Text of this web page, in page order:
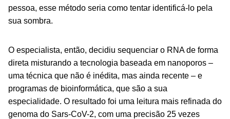
pessoa, esse método seria como tentar identificá-lo pela
sua sombra.
O especialista, então, decidiu sequenciar o RNA de forma
direta misturando a tecnologia baseada em nanoporos –
uma técnica que não é inédita, mas ainda recente – e
programas de bioinformática, que são a sua
especialidade. O resultado foi uma leitura mais refinada do
genoma do Sars-CoV-2, com uma precisão 25 vezes